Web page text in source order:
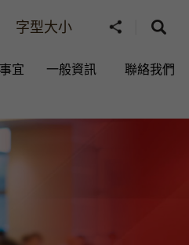
字型大小
宜 一般資訊​ 聯絡我們